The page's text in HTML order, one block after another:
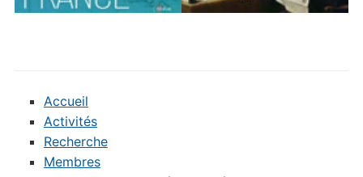
Accueil
Activités
Recherche
Membres